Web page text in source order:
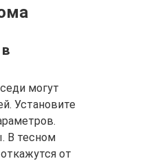
могут
Установите
В тесном
от